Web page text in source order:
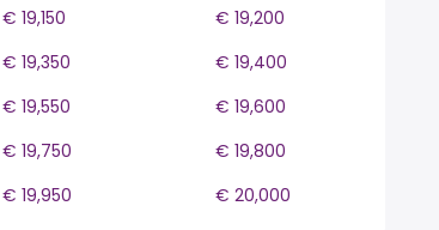
€ 19,150
€ 19,200
€ 19,350
€ 19,400
€ 19,550
€ 19,600
€ 19,750
€ 19,800
€ 19,950 € 20,000